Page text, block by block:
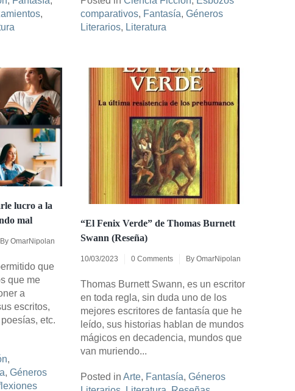
,
comparativos, Fantasía, Géneros
Literarios, Literatura
lucro a la
mal
By OmarNipolan
que
que me
a
escritos,
etc.
,
, Géneros
“El Fenix Verde” de Thomas Burnett
Swann (Reseña)
10/03/2023 0 Comments By OmarNipolan
Thomas Burnett Swann, es un escritor
en toda regla, sin duda uno de los
mejores escritores de fantasía que he
leído, sus historias hablan de mundos
mágicos en decadencia, mundos que
van muriendo...
Posted in Arte, Fantasía, Géneros